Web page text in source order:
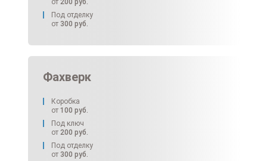
от 200 руб.
Под отделку
от 300 руб.
Фахверк
Коробка
от 100 руб.
Под ключ
от 200 руб.
Под отделку
от 300 руб.